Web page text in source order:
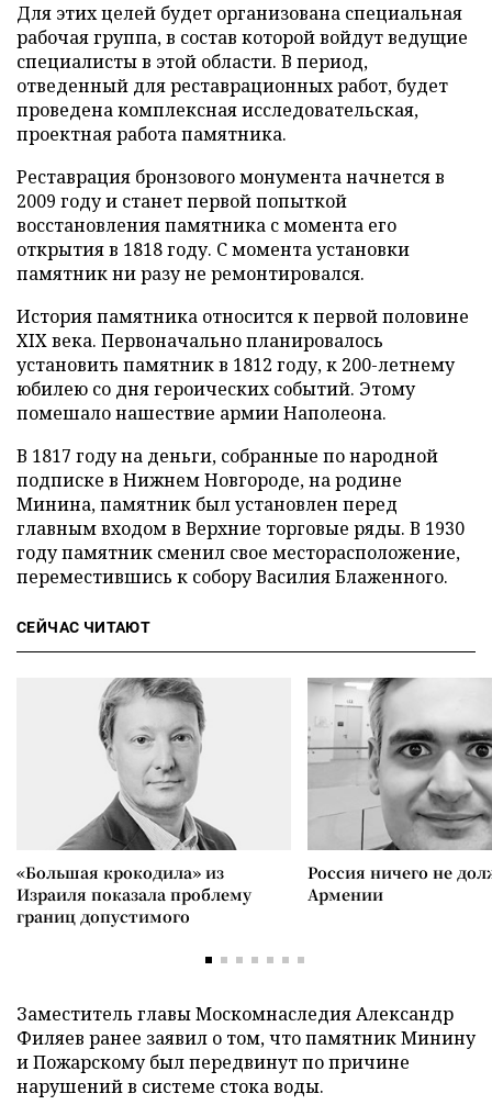
Для этих целей будет организована специальная
рабочая группа, в состав которой войдут ведущие
специалисты в этой области. В период,
отведенный для реставрационных работ, будет
проведена комплексная исследовательская,
проектная работа памятника.
Реставрация бронзового монумента начнется в
2009 году и станет первой попыткой
восстановления памятника с момента его
открытия в 1818 году. С момента установки
памятник ни разу не ремонтировался.
История памятника относится к первой половине
XIX века. Первоначально планировалось
установить памятник в 1812 году, к 200-летнему
юбилею со дня героических событий. Этому
помешало нашествие армии Наполеона.
В 1817 году на деньги, собранные по народной
подписке в Нижнем Новгороде, на родине
Минина, памятник был установлен перед
главным входом в Верхние торговые ряды. В 1930
году памятник сменил свое месторасположение,
переместившись к собору Василия Блаженного.
СЕЙЧАС ЧИТАЮТ
«Большая крокодила» из
Израиля показала проблему
границ допустимого
Россия ничего не
Армении
Заместитель главы Москомнаследия Александр
Филяев ранее заявил о том, что памятник Минину
и Пожарскому был передвинут по причине
нарушений в системе стока воды.